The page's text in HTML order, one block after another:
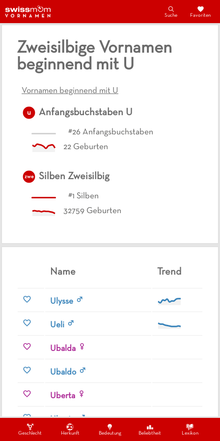
Geschlecht Herkunft Bedeutung Beliebtheit Lexikon
Suche Favoriten
Zweisilbige Vornamen
beginnend mit U
Vornamen beginnend mit U
u Anfangsbuchstaben U
#26 Anfangsbuchstaben
22 Geburten
zwe Silben Zweisilbig
#1 Silben
32759 Geburten
Name Trend
Ulysse
Ueli
Ubalda
Ubaldo
Uberta
Uberto